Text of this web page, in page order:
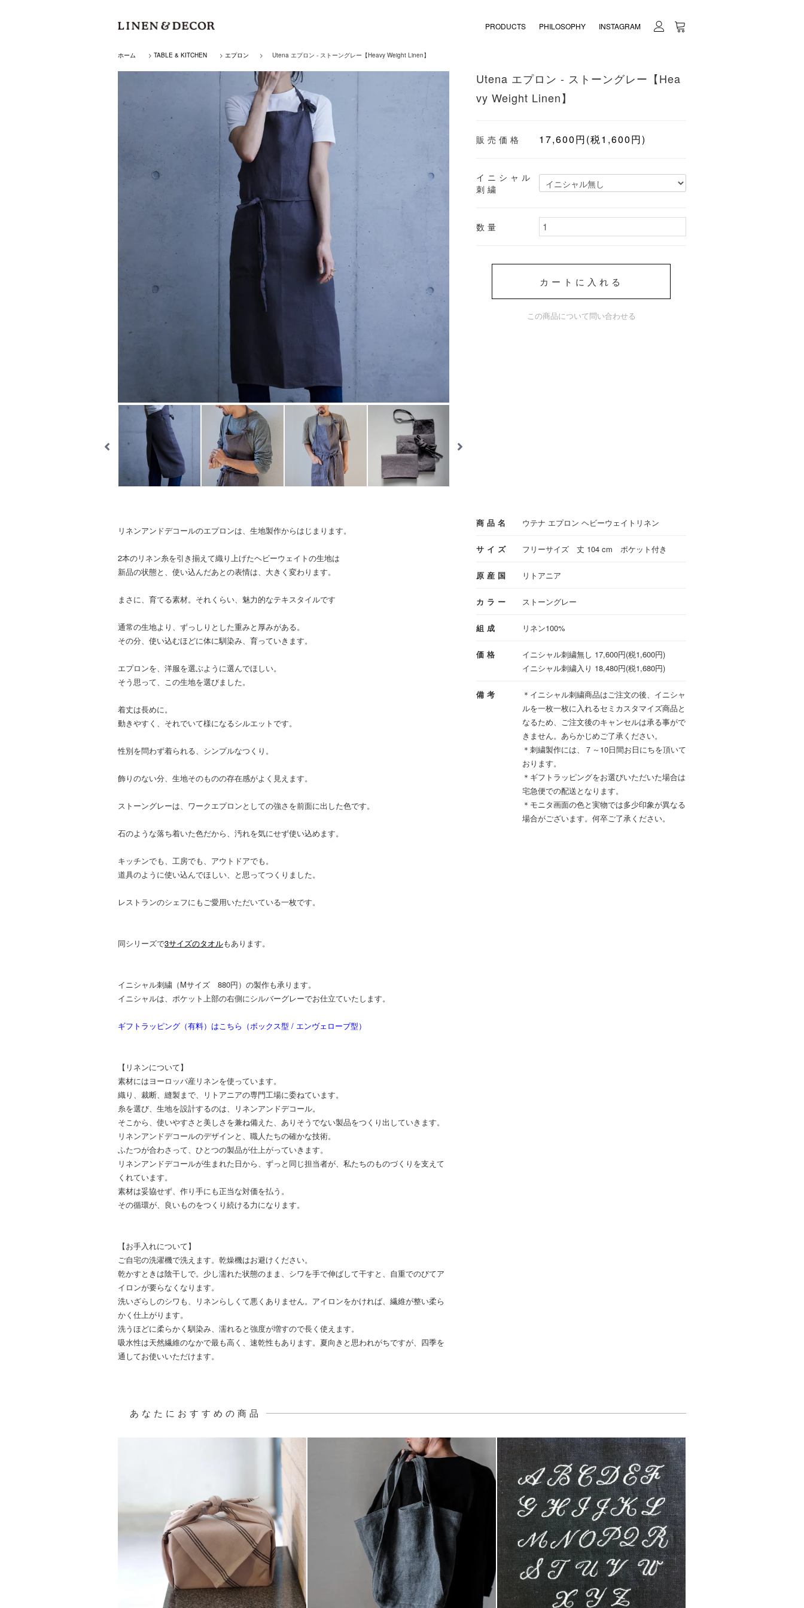
PRODUCTS PHILOSOPHY INSTAGRAM
ホーム > TABLE & KITCHEN > エプロン > Utena エプロン - ストーングレー【Heavy Weight Linen】
Utena エプロン - ストーングレー【Hea
vy Weight Linen】
販売価格 17,600円(税1,600円)
イニシャル
刺繍
数量
カートに入れる
この商品について問い合わせる
リネンアンドデコールのエプロンは、生地製作からはじまります。
2本のリネン糸を引き揃えて織り上げたヘビーウェイトの生地は
新品の状態と、使い込んだあとの表情は、大きく変わります。
まさに、育てる素材。それくらい、魅力的なテキスタイルです
通常の生地より、ずっしりとした重みと厚みがある。
その分、使い込むほどに体に馴染み、育っていきます。
エプロンを、洋服を選ぶように選んでほしい。
そう思って、この生地を選びました。
着丈は長めに。
動きやすく、それでいて様になるシルエットです。
性別を問わず着られる、シンプルなつくり。
飾りのない分、生地そのものの存在感がよく見えます。
ストーングレーは、ワークエプロンとしての強さを前面に出した色です。
石のような落ち着いた色だから、汚れを気にせず使い込めます。
キッチンでも、工房でも、アウトドアでも。
道具のように使い込んでほしい、と思ってつくりました。
レストランのシェフにもご愛用いただいている一枚です。
同シリーズで3サイズのタオルもあります。
イニシャル刺繍（Mサイズ 880円）の製作も承ります。
イニシャルは、ポケット上部の右側にシルバーグレーでお仕立ていたします。
ギフトラッピング（有料）はこちら（ボックス型 / エンヴェローブ型）
【リネンについて】
素材にはヨーロッパ産リネンを使っています。
織り、裁断、縫製まで、リトアニアの専門工場に委ねています。
糸を選び、生地を設計するのは、リネンアンドデコール。
そこから、使いやすさと美しさを兼ね備えた、ありそうでない製品をつくり出していきます。
リネンアンドデコールのデザインと、職人たちの確かな技術。
ふたつが合わさって、ひとつの製品が仕上がっていきます。
リネンアンドデコールが生まれた日から、ずっと同じ担当者が、私たちのものづくりを支えて
くれています。
素材は妥協せず、作り手にも正当な対価を払う。
その循環が、良いものをつくり続ける力になります。
【お手入れについて】
ご自宅の洗濯機で洗えます。乾燥機はお避けください。
乾かすときは陰干しで。少し濡れた状態のまま、シワを手で伸ばして干すと、自重でのびてア
イロンが要らなくなります。
洗いざらしのシワも、リネンらしくて悪くありません。アイロンをかければ、繊維が整い柔ら
かく仕上がります。
洗うほどに柔らかく馴染み、濡れると強度が増すので長く使えます。
吸水性は天然繊維のなかで最も高く、速乾性もあります。夏向きと思われがちですが、四季を
通してお使いいただけます。
商品名 ウテナ エプロン ヘビーウェイトリネン
サイズ フリーサイズ 丈 104 cm ポケット付き
原産国 リトアニア
カラー ストーングレー
組成 リネン100%
価格
イニシャル刺繍無し 17,600円(税1,600円)
イニシャル刺繍入り 18,480円(税1,680円)
備考
＊イニシャル刺繍商品はご注文の後、イニシャ
ルを一枚一枚に入れるセミカスタマイズ商品と
なるため、ご注文後のキャンセルは承る事がで
きません。あらかじめご了承ください。
＊刺繍製作には、７～10日間お日にちを頂いて
おります。
＊ギフトラッピングをお選びいただいた場合は
宅急便での配送となります。
＊モニタ画面の色と実物では多少印象が異なる
場合がございます。何卒ご了承ください。
あなたにおすすめの商品